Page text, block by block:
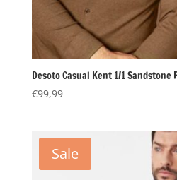
Desoto Casual Kent 1/1 Sandstone
€99,99
Sale